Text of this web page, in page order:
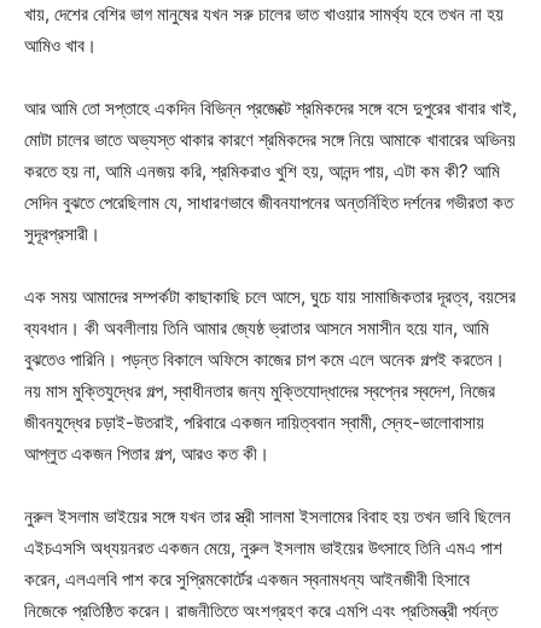
খায়, দেশের বেশির ভাগ মানুষের যখন সরু চালের ভাত খাওয়ার সামর্থ্য হবে তখন না হয়
আমিও খাব।
আর আমি তো সপ্তাহে একদিন বিভিন্ন প্রজেক্টে শ্রমিকদের সঙ্গে বসে দুপুরের খাবার খাই,
মোটা চালের ভাতে অভ্যস্ত থাকার কারণে শ্রমিকদের সঙ্গে নিয়ে আমাকে খাবারের অভিনয়
করতে হয় না, আমি এনজয় করি, শ্রমিকরাও খুশি হয়, আনন্দ পায়, এটা কম কী? আমি
সেদিন বুঝতে পেরেছিলাম যে, সাধারণভাবে জীবনযাপনের অন্তর্নিহিত দর্শনের গভীরতা কত
সুদূরপ্রসারী।
এক সময় আমাদের সম্পর্কটা কাছাকাছি চলে আসে, ঘুচে যায় সামাজিকতার দূরত্ব, বয়সের
ব্যবধান। কী অবলীলায় তিনি আমার জ্যেষ্ঠ ভ্রাতার আসনে সমাসীন হয়ে যান, আমি
বুঝতেও পারিনি। পড়ন্ত বিকালে অফিসে কাজের চাপ কমে এলে অনেক গল্পই করতেন।
নয় মাস মুক্তিযুদ্ধের গল্প, স্বাধীনতার জন্য মুক্তিযোদ্ধাদের স্বপ্নের স্বদেশ, নিজের
জীবনযুদ্ধের চড়াই-উতরাই, পরিবারে একজন দায়িত্ববান স্বামী, স্নেহ-ভালোবাসায়
আপ্লুত একজন পিতার গল্প, আরও কত কী।
নুরুল ইসলাম ভাইয়ের সঙ্গে যখন তার স্ত্রী সালমা ইসলামের বিবাহ হয় তখন ভাবি ছিলেন
এইচএসসি অধ্যয়নরত একজন মেয়ে, নুরুল ইসলাম ভাইয়ের উৎসাহে তিনি এমএ পাশ
করেন, এলএলবি পাশ করে সুপ্রিমকোর্টের একজন স্বনামধন্য আইনজীবী হিসাবে
নিজেকে প্রতিষ্ঠিত করেন। রাজনীতিতে অংশগ্রহণ করে এমপি এবং প্রতিমন্ত্রী পর্যন্ত